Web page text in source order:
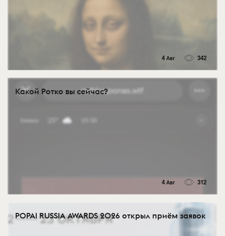
4 Авг 342
Какой Ротко вы сейчас?
4 Авг 312
POPAI RUSSIA AWARDS 2026 открыл приём заявок